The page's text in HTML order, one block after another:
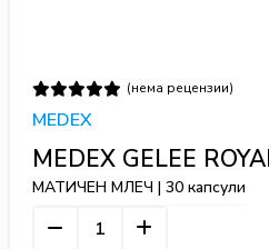
(нема рецензии)
MEDEX
MEDEX GELEE
МАТИЧЕН МЛЕЧ | 30 капсули